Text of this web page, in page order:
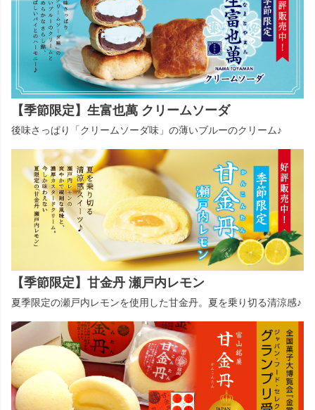
【季節限定】生富也萬 クリームソーダ
後味さっぱり「クリームソーダ味」の薄いブルーのクリーム♪
【季節限定】甘金丹 瀬戸内レモン
夏季限定の瀬戸内レモンを使用した甘金丹。夏を乗り切る清涼感♪